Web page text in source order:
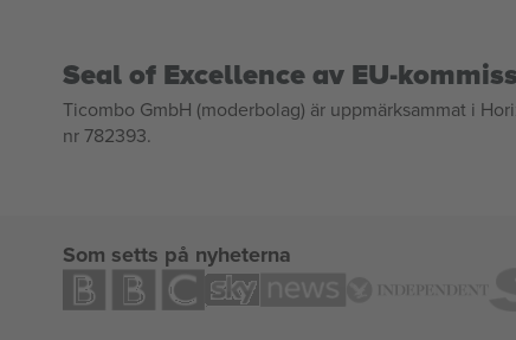
Seal of Excellence av EU-
Ticombo GmbH (moderbolag) är uppmärksammat i
nr 782393.
Som setts på nyheterna